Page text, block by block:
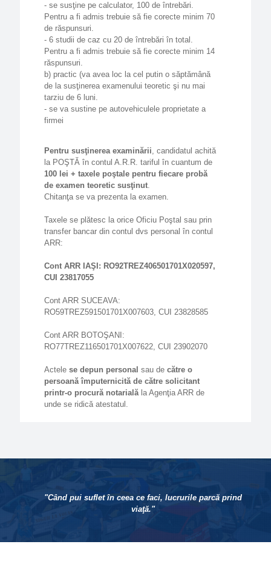
- se susţine pe calculator, 100 de întrebări.
Pentru a fi admis trebuie să fie corecte minim 70
de răspunsuri.
- 6 studii de caz cu 20 de întrebări în total.
Pentru a fi admis trebuie să fie corecte minim 14
răspunsuri.
b) practic (va avea loc la cel putin o săptămână
de la susţinerea examenului teoretic şi nu mai
tarziu de 6 luni.
- se va sustine pe autovehiculele proprietate a
firmei
Pentru susţinerea examinării , candidatul achită
la POŞTĂ în contul A.R.R. tariful în cuantum de
100 lei + taxele poştale pentru fiecare probă
de examen teoretic susţinut
Chitanţa se va prezenta la examen.
Taxele se plătesc la orice Oficiu Poştal sau prin
transfer bancar din contul dvs personal în contul
ARR:
Cont ARR IAŞI: RO92TREZ406501701X020597,
CUI 23817055
Cont ARR SUCEAVA:
RO59TREZ591501701X007603, CUI 23828585
Cont ARR BOTOŞANI:
RO77TREZ116501701X007622, CUI 23902070
Actele se depun personal sau de către o
persoană împuternicită de către solicitant
printr-o procură notarială la Agenţia ARR de
unde se ridică atestatul.
"Când pui suflet în ceea ce faci, lucrurile parcă prind
viaţă."